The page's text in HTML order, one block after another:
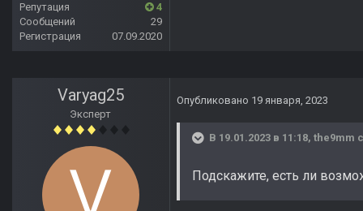
Репутация
4
Сообщений
29
Регистрация
07.09.2020
Varyag25
Эксперт
Опубликовано 19 января, 2023
В 19.01.2023 в 11:18, the9mm
Подскажите, есть ли